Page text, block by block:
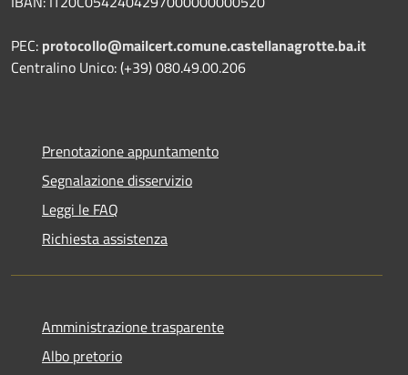
PEC: protocollo@mailcert.comune.castellanagrotte.ba.it
Centralino Unico: (+39) 080.49.00.206
Prenotazione appuntamento
Segnalazione disservizio
Leggi le FAQ
Richiesta assistenza
Amministrazione trasparente
Albo pretorio